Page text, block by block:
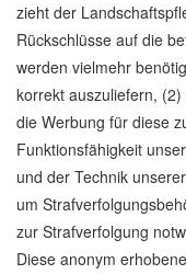
zieht der
Rückschlüsse auf die
werden vielmehr
korrekt auszuliefern,
die Werbung für diese
Funktionsfähigkeit
und der Technik
um
zur Strafverfolgung
Diese anonym